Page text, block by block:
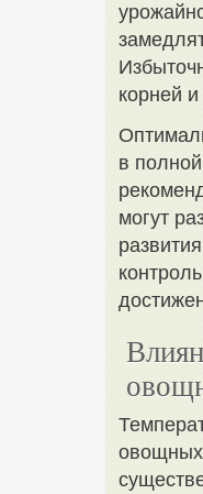
корней
в
могут
овощных